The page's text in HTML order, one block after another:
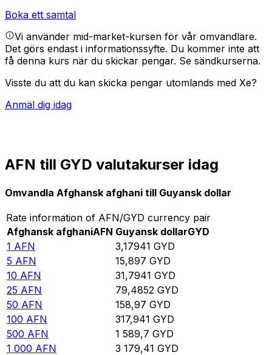
Boka ett samtal
Vi använder mid-market-kursen för vår omvandlare.
Det görs endast i informationssyfte. Du kommer inte att
få denna kurs när du skickar pengar. Se sändkurserna.
Visste du att du kan skicka pengar utomlands med Xe?
Anmäl dig idag
AFN till GYD valutakurser idag
Omvandla Afghansk afghani till Guyansk dollar
Rate information of AFN/GYD currency pair
Afghansk afghaniAFN Guyansk dollarGYD
1 AFN 3,17941 GYD
5 AFN 15,897 GYD
10 AFN 31,7941 GYD
25 AFN 79,4852 GYD
50 AFN 158,97 GYD
100 AFN 317,941 GYD
500 AFN 1 589,7 GYD
1 000 AFN 3 179,41 GYD